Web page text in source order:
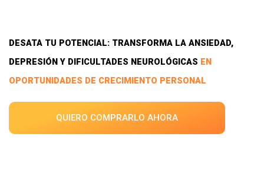
DESATA TU POTENCIAL: TRANSFORMA LA ANSIEDAD,
DEPRESIÓN Y DIFICULTADES NEUROLÓGICAS EN
OPORTUNIDADES DE CRECIMIENTO PERSONAL
QUIERO COMPRARLO AHORA